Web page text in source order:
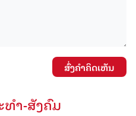
ສົ່ງຄໍາຄິດເຫັນ
ທຳ-ສັງຄົມ